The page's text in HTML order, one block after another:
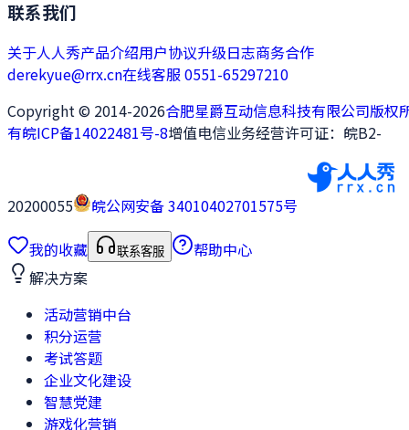
联系我们
关于人人秀产品介绍用户协议升级日志商务合作
derekyue@rrx.cn在线客服 0551-65297210
Copyright © 2014-2026合肥星爵互动信息科技有限公司版权
有皖ICP备14022481号-8增值电信业务经营许可证：皖B2-
20200055
皖公网安备 34010402701575号
我的收藏
联系客服
帮助中心
解决方案
活动营销中台
积分运营
考试答题
企业文化建设
智慧党建
游戏化营销